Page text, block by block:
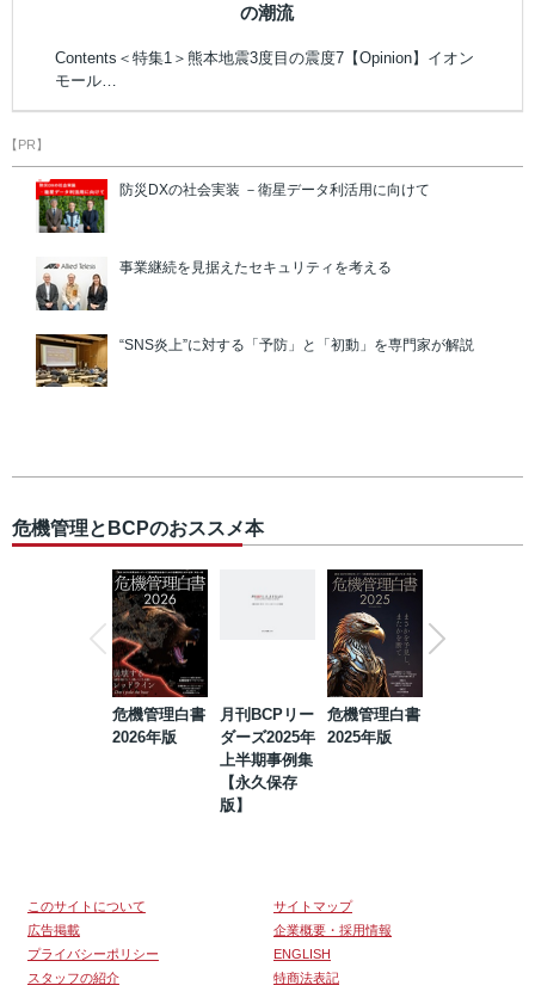
の潮流
Contents＜特集1＞熊本地震3度目の震度7【Opinion】イオン
モール…
【PR】
防災DXの社会実装 －衛星データ利活用に向けて
事業継続を見据えたセキュリティを考える
“SNS炎上”に対する「予防」と「初動」を専門家が解説
危機管理とBCPのおススメ本
危機管理白書
2026年版
月刊BCPリー
ダーズ2025年
上半期事例集
【永久保存
版】
危機管理白書
2025年版
このサイトについて
サイトマップ
広告掲載
企業概要・採用情報
プライバシーポリシー
ENGLISH
スタッフの紹介
特商法表記